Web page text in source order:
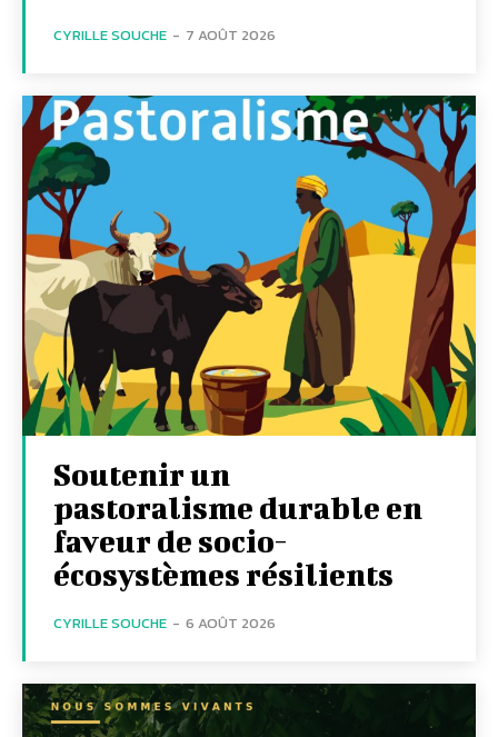
CYRILLE SOUCHE - 7 AOÛT 2026
Soutenir un
pastoralisme durable en
faveur de socio-
écosystèmes résilients
CYRILLE SOUCHE - 6 AOÛT 2026